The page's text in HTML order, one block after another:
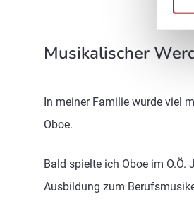
Musikalischer
In meiner Familie wurde viel
Oboe.
Bald spielte ich Oboe im
Ausbildung zum